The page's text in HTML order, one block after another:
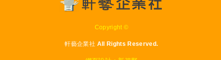
Copyright ©
軒藝企業社 All Rights Reserved.